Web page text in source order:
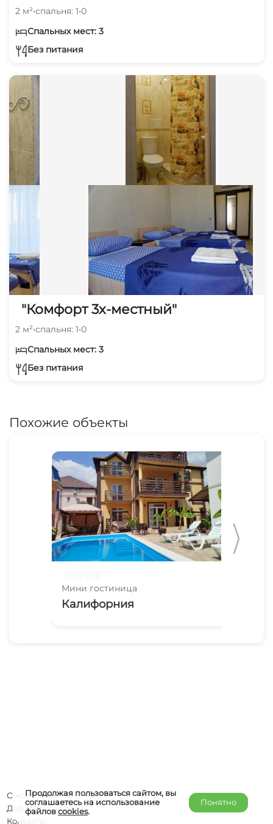
2 м²•спальня: 1•0
Спальных мест: 3
Без питания
"Комфорт 3х-местный"
2 м²•спальня: 1•0
Спальных мест: 3
Без питания
Похожие объекты
Мини гостиница
Калифорния
Продолжая пользоваться сайтом, вы
соглашаетесь на использование
файловcookies.
Понятно
О компании
Добавить объект
Контакты